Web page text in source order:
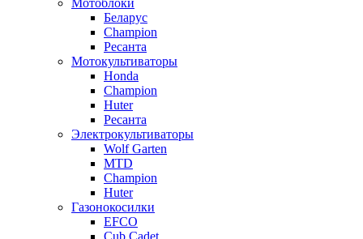
Мотоблоки
Беларус
Champion
Ресанта
Мотокультиваторы
Honda
Champion
Huter
Ресанта
Электрокультиваторы
Wolf Garten
MTD
Champion
Huter
Газонокосилки
EFCO
Cub Cadet